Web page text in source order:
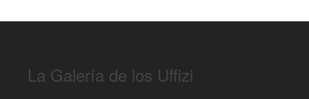
La Galería de los Uffizi